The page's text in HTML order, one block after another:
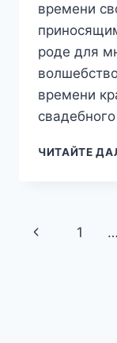
времени
роде для
времени
ЧИТАЙТЕ
Предыдущая
1 …